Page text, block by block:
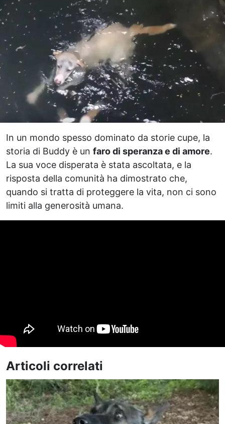
In un mondo spesso dominato da storie cupe, la
storia di Buddy è un faro di speranza e di amore.
La sua voce disperata è stata ascoltata, e la
risposta della comunità ha dimostrato che,
quando si tratta di proteggere la vita, non ci sono
limiti alla generosità umana.
Articoli correlati